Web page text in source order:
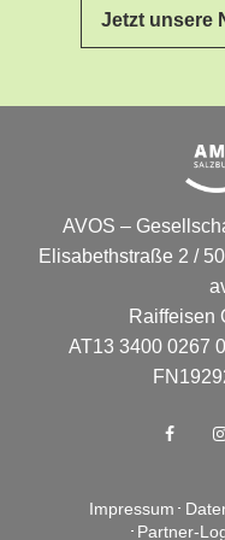
Jetzt unsere
AVOS –
Elisabethstraße 2 /
Raiffeisen
AT13 3400 0267
Impressum
Partner-